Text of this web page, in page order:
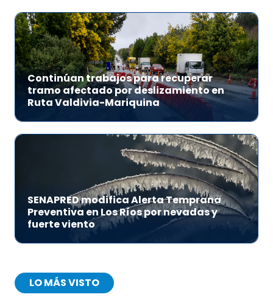
Continúan trabajos para recuperar
tramo afectado por deslizamiento en
Ruta Valdivia-Mariquina
SENAPRED modifica Alerta Temprana
Preventiva en Los Ríos por nevadas y
fuerte viento
LO MÁS VISTO